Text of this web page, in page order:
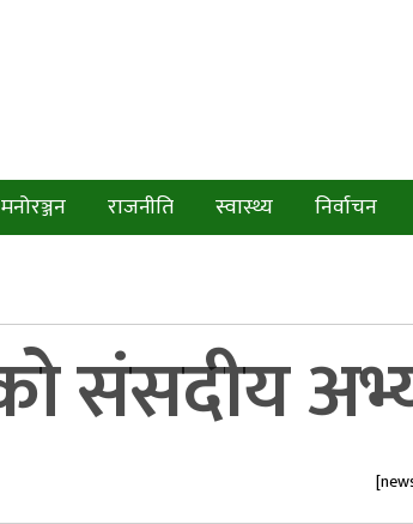
मनोरञ्जन राजनीति स्वास्थ्य निर्वाचन
संसदीय